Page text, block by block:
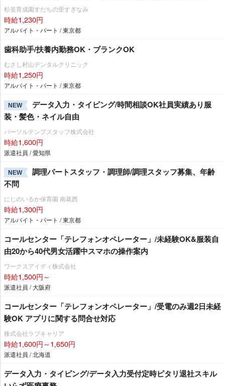
杉並育成園すだちの里すぎなみ
時給1,230円
アルバイト・パート / 東京都
歯科助手/扶養内勤務OK・ブランクOK
むさし村山デンタルクリニック
時給1,250円
アルバイト・パート / 東京都
NEW
データ入力・タイピング/時間相談OK社員実績あり服
装・髪色・ネイル自由
パーソルテンプスタッフ株式会社
時給1,600円
派遣社員 / 愛知県
NEW
調理パートスタッフ・調理師/調理スタッフ募集、年齢
不問
にじのいるか保育園 南葛西
時給1,300円
アルバイト・パート / 東京都
コールセンター「テレフォンオペレーター」/未経験OK&服装自
由20から40代男女活躍中スマホの操作案内
ワークスアイディ株式会社
時給1,500円～
派遣社員 / 大阪府
コールセンター「テレフォンオペレーター」/受電のみ週2日未経
験OK アプリに関する問合せ対応
株式会社ラブキャリア
時給1,600円～1,650円
派遣社員 / 北海道
データ入力・タイピング/データ入力受付定時ピタリ退社スキル